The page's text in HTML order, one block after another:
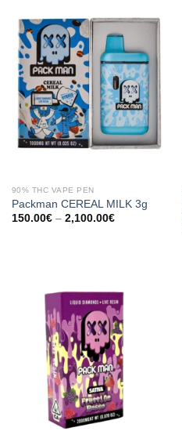
90% THC VAPE PEN
Packman CEREAL MILK 3g
150.00€ – 2,100.00€Preisspanne: